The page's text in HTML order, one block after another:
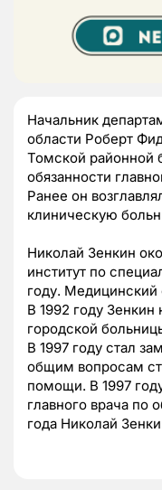
Начальник
области Роберт
Томской районной
обязанности
Ранее он
клиническую
Николай Зенкин
институт по
году. Медицинский
В 1992 году Зенкин
городской
В 1997 году стал
общим вопросам
помощи. В 1997
главного врача по
года Николай